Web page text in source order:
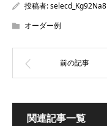
投稿者:selecd_Kg92Na8
オーダー例
関連記事一覧